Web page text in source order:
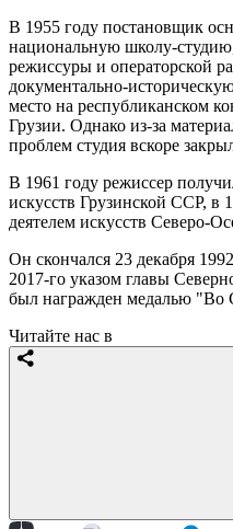
В 1955 году постановщик
национальную школу-
режиссуры и операторской
документально-
место на республиканском
Грузии. Однако из-за
проблем студия вскоре
В 1961 году режиссер
искусств Грузинской ССР, в
деятелем искусств Северо-
Он скончался 23 декабря
2017-го указом главы
был награжден медалью "Во
Читайте нас в